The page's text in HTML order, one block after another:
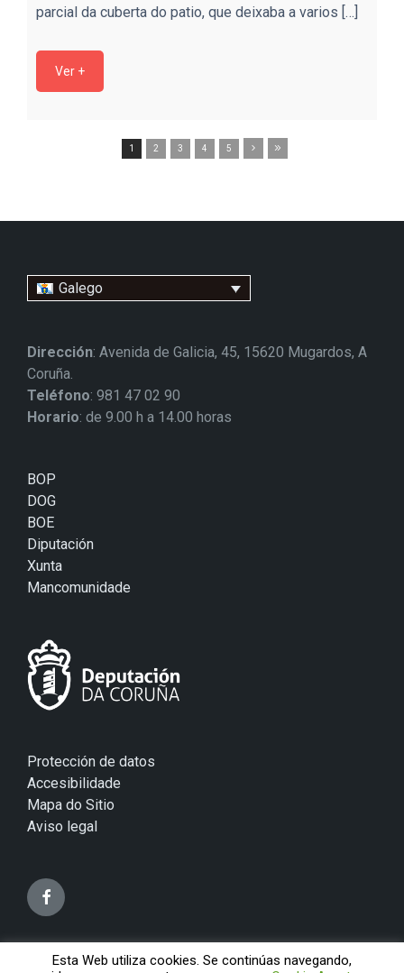
parcial da cuberta do patio, que deixaba a varios […]
Ver +
1 2 3 4 5
Galego
Dirección: Avenida de Galicia, 45, 15620 Mugardos, A
Coruña.
Teléfono: 981 47 02 90
Horario: de 9.00 h a 14.00 horas
BOP
DOG
BOE
Diputación
Xunta
Mancomunidade
Protección de datos
Accesibilidade
Mapa do Sitio
Aviso legal
© 2026 Concello de Mugardos
Esta Web utiliza cookies. Se continúas navegando,